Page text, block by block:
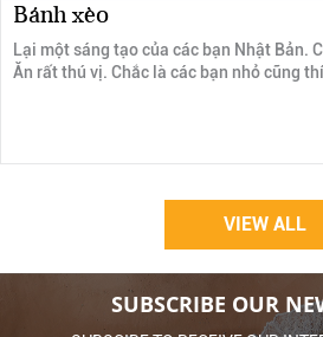
Bánh xèo
Lại một sáng tạo của các bạn Nhật Bản.
Ăn rất thú vị. Chắc là các bạn nhỏ cũng
VIEW ALL
SUBSCRIBE OUR